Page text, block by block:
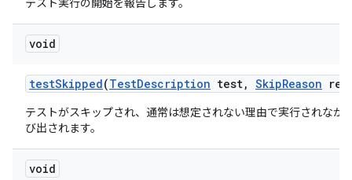
テスト実行の開始を報告します。
void
testSkipped(TestDescription test, SkipReason
テストがスキップされ、通常は想定されない理由で実行されなか
び出されます。
void